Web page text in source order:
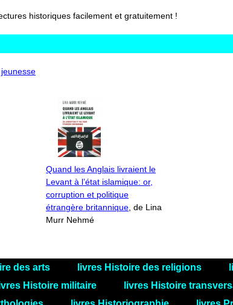
historiques facilement et gratuitement !
Quand les Anglais livraient le
Levant à l’état islamique: or,
corruption et politique
étrangère britannique, de Lina
Murr Nehmé
des arts livres Histoire des religions
Histoire militaire livres Histoire